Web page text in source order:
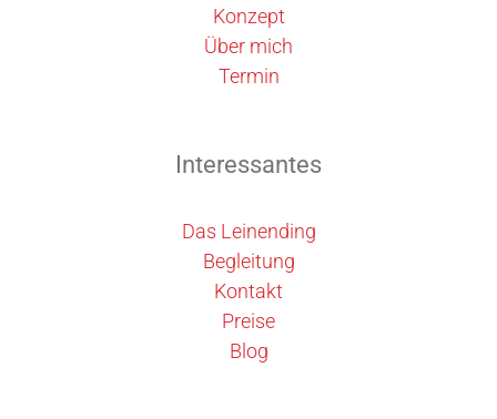
Konzept
Über mich
Termin
Interessantes
Das Leinending
Begleitung
Kontakt
Preise
Blog